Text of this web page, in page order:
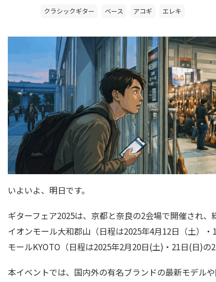
クラシックギター
ベース アコギ エレキ
いよいよ、明日です。
ギターフェア2025は、京都と奈良の2会場で開催され、
イオンモール大和郡山（日程は2025年4月12日（土）
モールKYOTO（日程は2025年2月20日(土)・21日(日)の
本イベントでは、国内外の有名ブランドの最新モデル